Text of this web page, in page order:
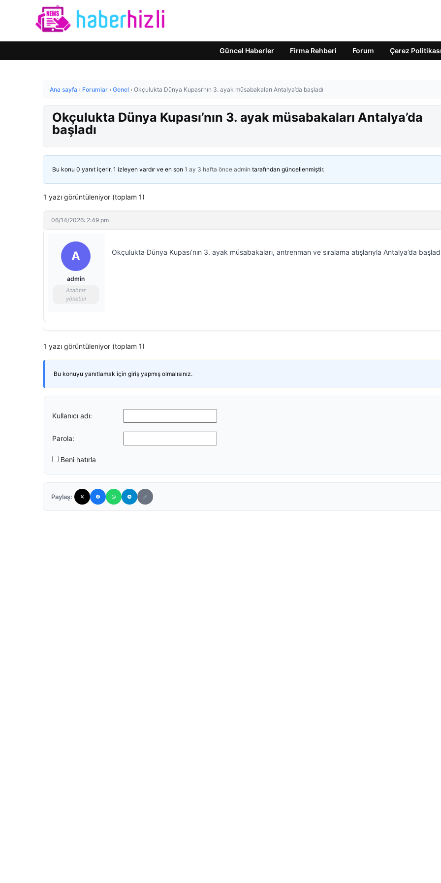
Güncel Haberler Firma Rehberi Forum Çerez Politikası
Ana sayfa › Forumlar › Genel › Okçulukta Dünya Kupası’nın 3. ayak müsabakaları Antalya’da başladı
Okçulukta Dünya Kupası’nın 3. ayak müsabakaları Antalya’da
başladı
Bu konu 0 yanıt içerir, 1 izleyen vardır ve en son 1 ay 3 hafta önce admin tarafından güncellenmiştir.
1 yazı görüntüleniyor (toplam 1)
06/14/2026: 2:49 pm
A
admin
Anahtar
yönetici
Okçulukta Dünya Kupası’nın 3. ayak müsabakaları, antrenman ve sıralama atışlarıyla Antalya’da
1 yazı görüntüleniyor (toplam 1)
Bu konuyu yanıtlamak için giriş yapmış olmalısınız.
Kullanıcı adı:
Parola:
Beni hatırla
Paylaş: